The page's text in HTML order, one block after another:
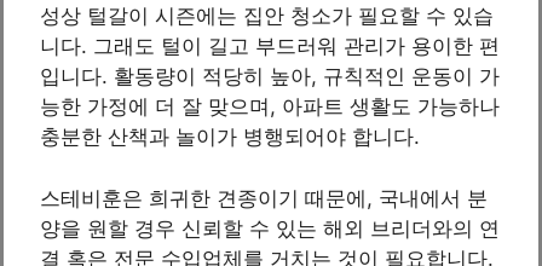
성상 털갈이 시즌에는 집안 청소가 필요할 수 있습
니다. 그래도 털이 길고 부드러워 관리가 용이한 편
입니다. 활동량이 적당히 높아, 규칙적인 운동이 가
능한 가정에 더 잘 맞으며, 아파트 생활도 가능하나
충분한 산책과 놀이가 병행되어야 합니다.
스테비훈은 희귀한 견종이기 때문에, 국내에서 분
양을 원할 경우 신뢰할 수 있는 해외 브리더와의 연
결 혹은 전문 수입업체를 거치는 것이 필요합니다.